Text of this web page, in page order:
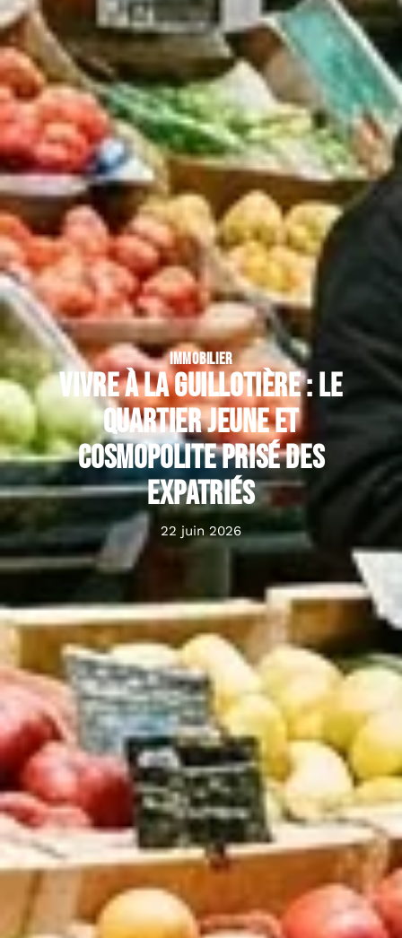
IMMOBILIER
Vivre à la Guillotière : le
quartier jeune et
cosmopolite prisé des
expatriés
22 juin 2026